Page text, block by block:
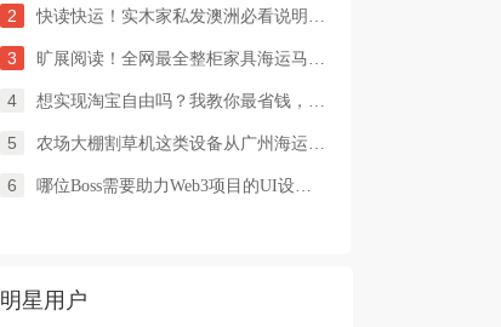
2 快读快运！实木家私发澳洲必看说明这类家具熏蒸杀毒再可海运布里
3 旷展阅读！全网最全整柜家具海运马来西亚怡保的保姆式海运攻略！
4 想实现淘宝自由吗？我教你最省钱，最方便的方法
5 农场大棚割草机这类设备从广州海运到澳洲堪培拉过海关需要提供什
6 哪位Boss需要助力Web3项目的UI设计，或qian
明星用户